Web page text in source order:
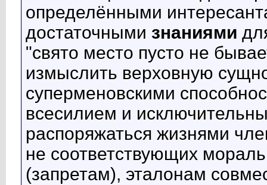
определёнными
достаточными знаниями
"свято место пусто не
измыслить верховную
суперменовскими
всесилием и
распоряжаться жизнями
не соответствующих
(запретам), эталонам